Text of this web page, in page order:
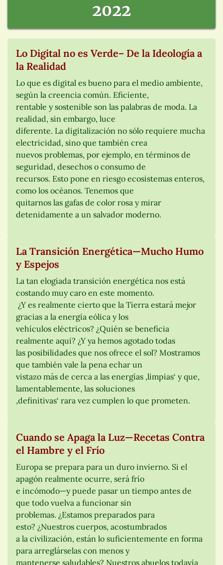
2022
Lo Digital no es Verde– De la Ideología a
la Realidad
Lo que es digital es bueno para el medio ambiente,
según la creencia común. Eficiente,
rentable y sostenible son las palabras de moda. La
realidad, sin embargo, luce
diferente. La digitalización no sólo requiere mucha
electricidad, sino que también crea
nuevos problemas, por ejemplo, en términos de
seguridad, desechos o consumo de
recursos. Esto pone en riesgo ecosistemas enteros,
como los océanos. Tenemos que
quitarnos las gafas de color rosa y mirar
detenidamente a un salvador moderno.
La Transición Energética—Mucho Humo
y Espejos
La tan elogiada transición energética nos está
costando muy caro en este momento.
¿Y es realmente cierto que la Tierra estará mejor
gracias a la energía eólica y los
vehículos eléctricos? ¿Quién se beneficia
realmente aquí? ¿Y ya hemos agotado todas
las posibilidades que nos ofrece el sol? Mostramos
que también vale la pena echar un
vistazo más de cerca a las energías ‚limpias‘ y que,
lamentablemente, las soluciones
‚definitivas‘ rara vez cumplen lo que prometen.
Cuando se Apaga la Luz—Recetas Contra
el Hambre y el Frío
Europa se prepara para un duro invierno. Si el
apagón realmente ocurre, será frío
e incómodo—y puede pasar un tiempo antes de
que todo vuelva a funcionar sin
problemas. ¿Estamos preparados para
esto? ¿Nuestros cuerpos, acostumbrados
a la civilización, están lo suficientemente en forma
para arreglárselas con menos y
mantenerse saludables? Nuestros abuelos todavía